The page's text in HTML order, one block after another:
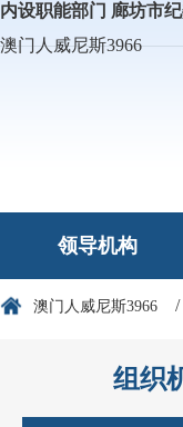
内设职能部门 廊坊市
澳门人威尼斯3966
领导机构
澳门人威尼斯3966 /
组织